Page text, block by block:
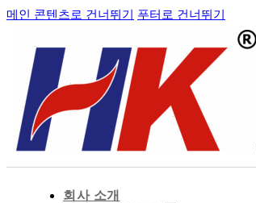
메인 콘텐츠로 건너뛰기 푸터로 건너뛰기
회사 소개